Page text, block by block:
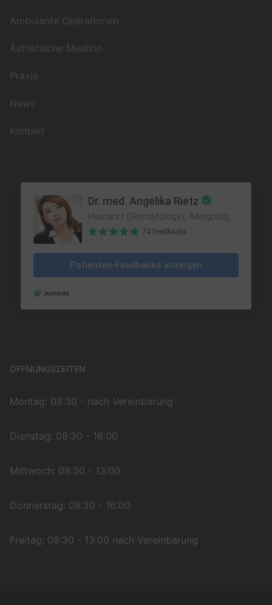
Ambulante Operationen
Ästhetische Medizin
Praxis
News
Kontakt
ÖFFNUNGSZEITEN
Montag: 08:30 - nach Vereinbarung
Dienstag: 08:30 - 16:00
Mittwoch: 08:30 - 13:00
Donnerstag: 08:30 - 16:00
Freitag: 08:30 - 13:00 nach Vereinbarung